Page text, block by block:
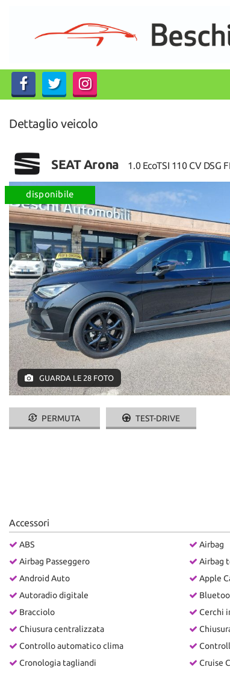
CHI SIAMO
ACQUISTIAMO USATO
ASSISTENZA
CONTATTI
Dettaglio veicolo
SEAT Arona 1.0 EcoTSI 110 CV DSG
disponibile
GUARDA LE 28 FOTO
PERMUTA TEST-DRIVE
Accessori
ABS
Airbag Passeggero
Android Auto
Autoradio digitale
Bracciolo
Chiusura centralizzata
Controllo automatico clima
Cronologia tagliandi
Airbag
Airbag
Apple
Cerchi
Cruise